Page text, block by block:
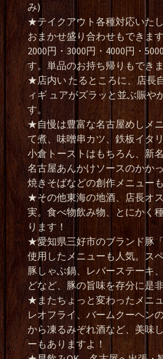
み)
★テイクアウト各種対応いたし
おまかせ盛り合わせもできます
2000円・3000円・4000円・
す。単品のお持ち帰りもできま
★店内い たるところに、店長
ィギ ュアがズラッと並ぶ賑や
す。
★自慢は豊富な名古屋めしメ
て煮、味噌串カツ、鉄板イタ
小倉トーストはもちろん、新
名古屋あんかけソースのかか
焼きそばなどの創作メニュー
★その他東海の地酒、店長オ
実。食べ物飲み物、とにかく
ります！
★愛知県三好市のブランド豚
使用したメニューも人気。ス
豚しゃぶ鍋、レバーステーキ
どなど、豚の旨味を存分に是
★またちょっと変わったメニ
レオフライ、バームクーヘン
から凍るみぞれ酒など、美味
ーもありますよ！